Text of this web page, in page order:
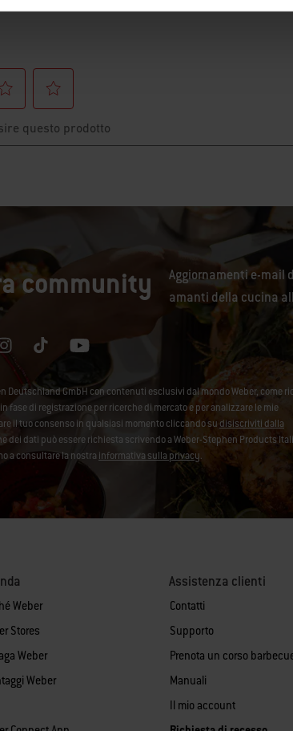
community
Aggiornamenti e-mail
amanti della cucina
Deutschland GmbH con contenuti esclusivi dal mondo Weber, come
di registrazione per ricerche di mercato e per analizzare le mie
il tuo consenso in qualsiasi momento cliccando su disiscriviti dalla
dei dati può essere richiesta scrivendo a Weber-Stephen Products
a consultare la nostra informativa sulla privacy.
Weber
Stores
Weber
Weber
Assistenza clienti
Contatti
Supporto
Prenota un corso
Manuali
Il mio account